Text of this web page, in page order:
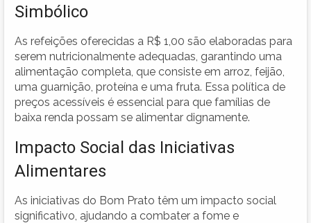
Simbólico
As refeições oferecidas a R$ 1,00 são elaboradas para
serem nutricionalmente adequadas, garantindo uma
alimentação completa, que consiste em arroz, feijão,
uma guarnição, proteína e uma fruta. Essa política de
preços acessíveis é essencial para que famílias de
baixa renda possam se alimentar dignamente.
Impacto Social das Iniciativas
Alimentares
As iniciativas do Bom Prato têm um impacto social
significativo, ajudando a combater a fome e